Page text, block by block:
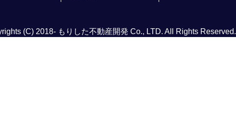
(C) 2018- もりした不動産開発 Co., LTD. All Rights Reserved.